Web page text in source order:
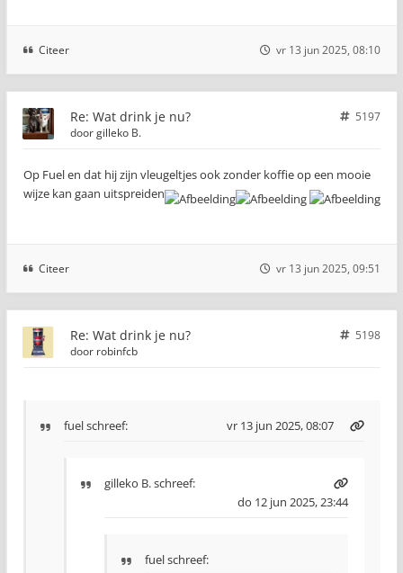
Citeer vr 13 jun 2025, 08:10
Re: Wat drink je nu?
5197
doorgilleko B.
Op Fuel en dat hij zijn vleugeltjes ook zonder koffie op een mooie
wijze kan gaan uitspreiden
Citeer vr 13 jun 2025, 09:51
Re: Wat drink je nu?
5198
door robinfcb
fuelschreef: vr 13 jun 2025, 08:07
gilleko B.schreef:
do 12 jun 2025, 23:44
fuel schreef: